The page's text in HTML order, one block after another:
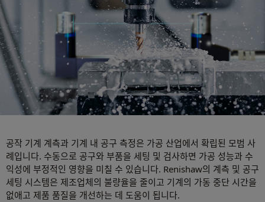
공작 기계 계측과 기계 내 공구 측정은 가공 산업에서 확립된 모범 사
례입니다. 수동으로 공구와 부품을 세팅 및 검사하면 가공 성능과 수
익성에 부정적인 영향을 미칠 수 있습니다. Renishaw의 계측 및 공구
세팅 시스템은 제조업체의 불량율을 줄이고 기계의 가동 중단 시간을
없애고 제품 품질을 개선하는 데 도움이 됩니다.